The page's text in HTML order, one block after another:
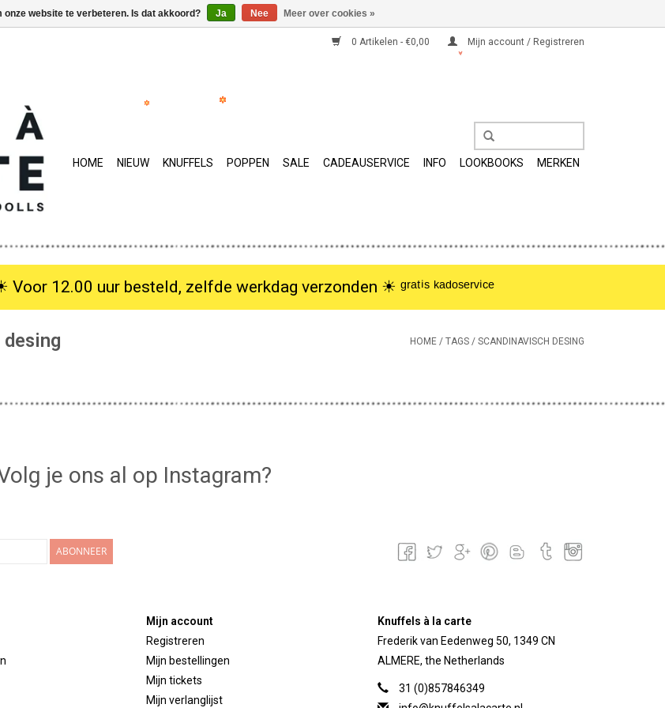
0 Artikelen - €0,00 Mijn account / Registreren
HOME NIEUW KNUFFELS POPPEN SALE CADEAUSERVICE INFO LOOKBOOKS MERKEN
12.00 uur besteld, zelfde werkdag verzonden ☀︎ ᵍʳᵃᵗⁱˢ ᵏᵃᵈᵒˢᵉʳᵛⁱᶜᵉ
HOME / TAGS / SCANDINAVISCH DESING
je ons al op Instagram?
ABONNEER
Mijn account
Registreren
Mijn bestellingen
Mijn tickets
Mijn verlanglijst
Knuffels à la carte
Frederik van Eedenweg 50, 1349 CN
ALMERE, the Netherlands
31 (0)857846349
onze website te verbeteren. Is dat akkoord? Ja Nee Meer over cookies »